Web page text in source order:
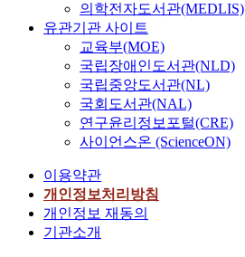
의학전자도서관(MEDLIS)
유관기관 사이트
교육부(MOE)
국립장애인도서관(NLD)
국립중앙도서관(NL)
국회도서관(NAL)
연구윤리정보포털(CRE)
사이언스온 (ScienceON)
이용약관
개인정보처리방침
개인정보 재동의
기관소개